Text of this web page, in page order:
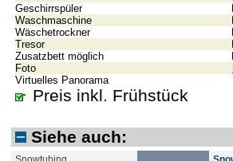
Geschirrspüler
Waschmaschine
Wäschetrockner
Tresor
Zusatzbett möglich
Foto
Virtuelles Panorama
Preis inkl. Frühstück
Siehe auch:
Snowtubing